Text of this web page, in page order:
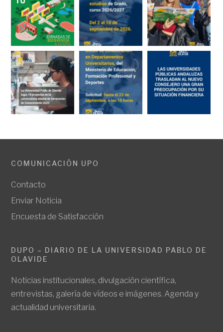
COMUNICACIÓN UPO
Contacto
Enviar Noticia
Encuesta de Satisfacción
DUPO – DIARIO DE LA UNIVERSIDAD PABLO DE
OLAVIDE
Noticias institucionales, divulgación científica,
entrevistas, galería de vídeos e imágenes. Agenda y
actualidad universitaria.